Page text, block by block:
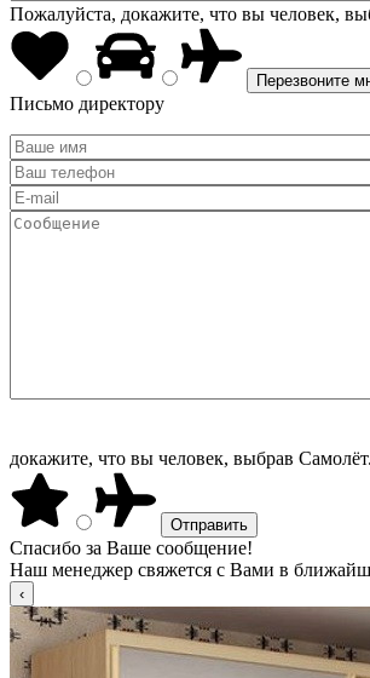
Пожалуйста, докажите, что вы человек,
Письмо директору
докажите, что вы человек, выбрав Самолёт.
Спасибо за Ваше сообщение!
Наш менеджер свяжется с Вами в